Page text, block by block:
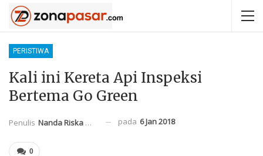
PERISTIWA
Kali ini Kereta Api Inspeksi
Bertema Go Green
Penulis Nanda Riska Mahendra pada 6 Jan 2018
0